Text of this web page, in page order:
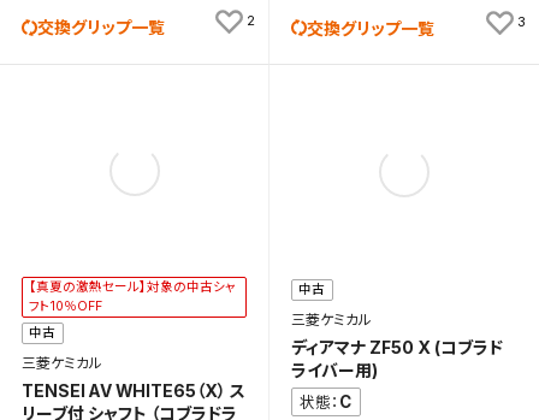
交換グリップ一覧 2 交換グリップ一覧 3
【真夏の激熱セール】対象の中古シャ
フト10％OFF
中古
三菱ケミカル
TENSEI AV WHITE65（X） ス
リーブ付 シャフト （コブラドラ
中古
三菱ケミカル
ディアマナ ZF50 X (コブラド
ライバー用)
状態： C
よく探す商品を、毎回条件指定することなく簡単に開
くことができます。
検索条件